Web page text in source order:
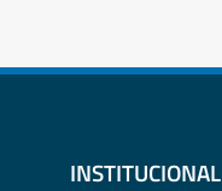
INSTITUCIONAL